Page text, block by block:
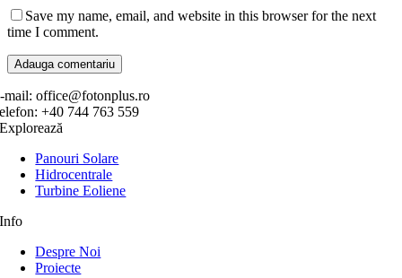
Save my name, email, and website in this browser for the next
time I comment.
mail: office@fotonplus.ro
+40 744 763 559
Explorează
Panouri Solare
Hidrocentrale
Turbine Eoliene
Info
Despre Noi
Proiecte